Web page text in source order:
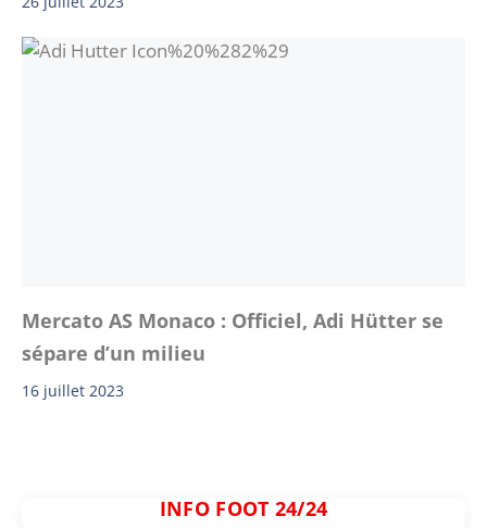
Mercato AS Monaco : Officiel, Adi Hütter se
sépare d’un milieu
16 juillet 2023
INFO FOOT 24/24